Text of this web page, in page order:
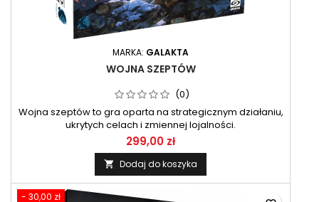
MARKA: GALAKTA
WOJNA SZEPTÓW
(0)
Wojna szeptów to gra oparta na strategicznym działaniu,
ukrytych celach i zmiennej lojalności.
299,00 zł
 Dodaj do koszyka
- 30,00 zł